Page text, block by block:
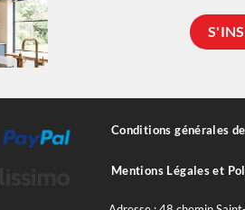
Conditions générales
Mentions Légales et